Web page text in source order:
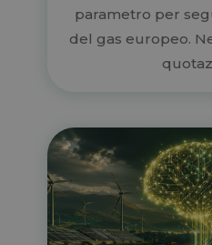
parametro per
del gas europeo.